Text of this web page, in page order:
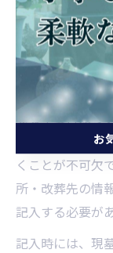
類の流れ
改葬許可申請書
改葬許可申請
なる重要書類で
めには、申請書
くことが不可欠
所・改葬先の情
記入する必要が
記入時には、現
お